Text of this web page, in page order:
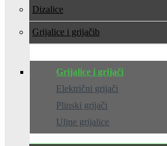
Dizalice
Grijalice i grijači
Grijalice i grijači
Električni grijači
Plinski grijači
Uljne grijalice